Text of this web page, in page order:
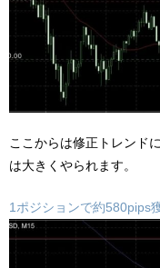
ここからは修正トレンド
は大きくやられます。
1ポジションで約580pips